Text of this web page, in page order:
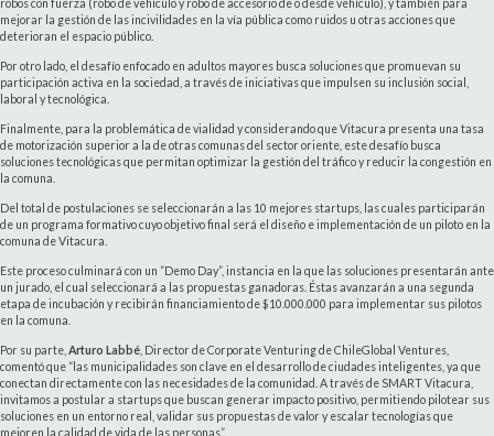
robos con fuerza (robo de vehículo y robo de accesorio de o desde vehículo), y también para
mejorar la gestión de las incivilidades en la vía pública como ruidos u otras acciones que
deterioran el espacio público.
Por otro lado, el desafío enfocado en adultos mayores busca soluciones que promuevan su
participación activa en la sociedad, a través de iniciativas que impulsen su inclusión social,
laboral y tecnológica.
Finalmente, para la problemática de vialidad y considerando que Vitacura presenta una tasa
de motorización superior a la de otras comunas del sector oriente, este desafío busca
soluciones tecnológicas que permitan optimizar la gestión del tráfico y reducir la congestión en
la comuna.
Del total de postulaciones se seleccionarán a las 10 mejores startups, las cuales participarán
de un programa formativo cuyo objetivo final será el diseño e implementación de un piloto en la
comuna de Vitacura.
Este proceso culminará con un “Demo Day”, instancia en la que las soluciones presentarán ante
un jurado, el cual seleccionará a las propuestas ganadoras. Éstas avanzarán a una segunda
etapa de incubación y recibirán financiamiento de $10.000.000 para implementar sus pilotos
en la comuna.
Por su parte, Arturo Labbé , Director de Corporate Venturing de ChileGlobal Ventures,
comentó que “las municipalidades son clave en el desarrollo de ciudades inteligentes, ya que
conectan directamente con las necesidades de la comunidad. A través de SMART Vitacura,
invitamos a postular a startups que buscan generar impacto positivo, permitiendo pilotear sus
soluciones en un entorno real, validar sus propuestas de valor y escalar tecnologías que
mejoren la calidad de vida de las personas”.